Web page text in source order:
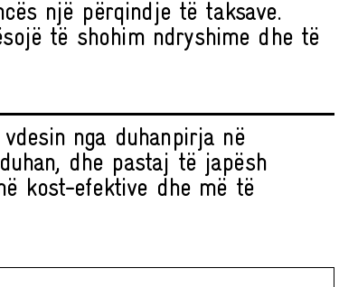
një përqindje të taksave.
të shohim ndryshime dhe të
nga duhanpirja në
dhe pastaj të japësh
kost-efektive dhe më të